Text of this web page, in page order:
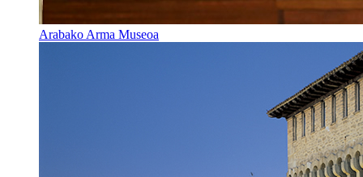
Arabako Arma Museoa